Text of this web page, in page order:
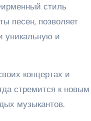
стиль
песен, позволяет
уникальную и
концертах и
стремится к новым
музыкантов.